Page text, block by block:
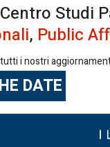
Studi
, Public
i nostri
DATE